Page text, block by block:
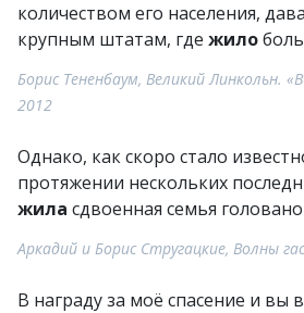
количеством его населения,
крупным штатам, где жило
Борис Тененбаум, Великий Линкольн.
2012
Однако, как скоро стало
протяжении нескольких
жила сдвоенная семья
Аркадий и Борис Стругацкие, Волны
В награду за моё спасение и вы